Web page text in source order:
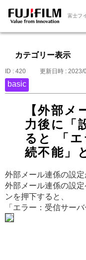
富士フ
カテゴリー表示
ID : 420 更新日時 : 2023/
basic
【外部メ
力後に「
ると 「
続不能」
外部メール連係の設定
外部メール連係の設
ンを押下すると、
「エラー：受信サー